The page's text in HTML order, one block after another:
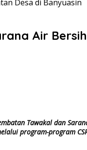
Desa di Banyuasin
Air
Tawakal dan
program-program